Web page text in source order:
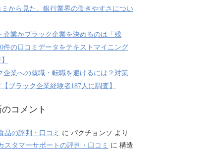
から見た、銀行業界の働きやすさについ
企業かブラック企業を決めるのは「残
件の口コミデータをテキストマイニング
企業への就職・転職を避けるには？対策
ブラック企業経験者187人に調査】
コメント
品の評判・口コミ に パクチョンソ より
スタマーサポートの評判・口コミ に 構造